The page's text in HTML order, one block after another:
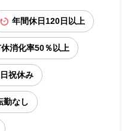
年間休日120日以上
消化率50％以上
祝休み
勤なし